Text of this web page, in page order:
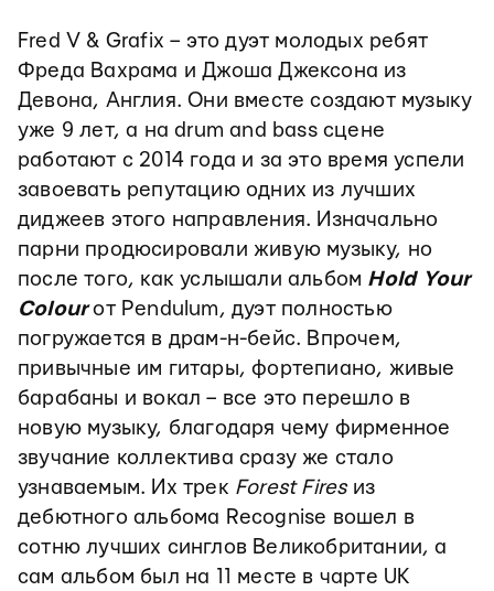
Fred V & Grafix – это дуэт молодых ребят
Фреда Вахрама и Джоша Джексона из
Девона, Англия. Они вместе создают музыку
уже 9 лет, а на drum and bass сцене
работают с 2014 года и за это время успели
завоевать репутацию одних из лучших
диджеев этого направления. Изначально
парни продюсировали живую музыку, но
после того, как услышали альбом Hold Your
Colourот Pendulum, дуэт полностью
погружается в драм-н-бейс. Впрочем,
привычные им гитары, фортепиано, живые
барабаны и вокал – все это перешло в
новую музыку, благодаря чему фирменное
звучание коллектива сразу же стало
узнаваемым. Их трек Forest Firesиз
дебютного альбома Recognise вошел в
сотню лучших синглов Великобритании, а
сам альбом был на 11 месте в чарте UK